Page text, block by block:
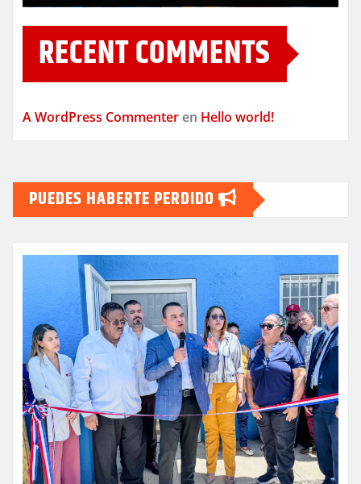
RECENT COMMENTS
A WordPress Commenter en Hello world!
PUEDES HABERTE PERDIDO